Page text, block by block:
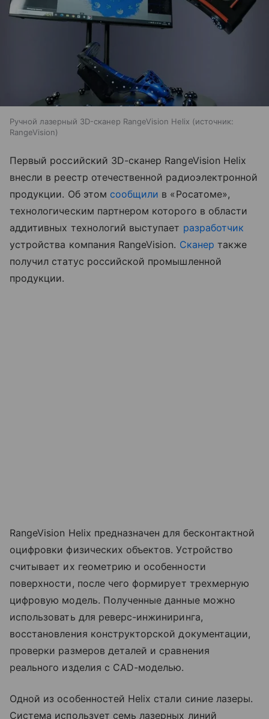
Ручной лазерный 3D-сканер RangeVision Helix
источник:
RangeVision
Первый российский 3D-сканер RangeVision Helix
внесли в реестр отечественной радиоэлектронной
продукции. Об этом сообщили в «Росатоме»,
технологическим партнером которого в области
аддитивных технологий выступает разработчик
устройства компания RangeVision. Сканер также
получил статус российской промышленной
продукции.
RangeVision Helix предназначен для бесконтактной
оцифровки физических объектов. Устройство
считывает их геометрию и особенности
поверхности, после чего формирует трехмерную
цифровую модель. Полученные данные можно
использовать для реверс-инжиниринга,
восстановления конструкторской документации,
проверки размеров деталей и сравнения
реального изделия с CAD-моделью.
Одной из особенностей Helix стали синие лазеры.
Система использует семь лазерных линий